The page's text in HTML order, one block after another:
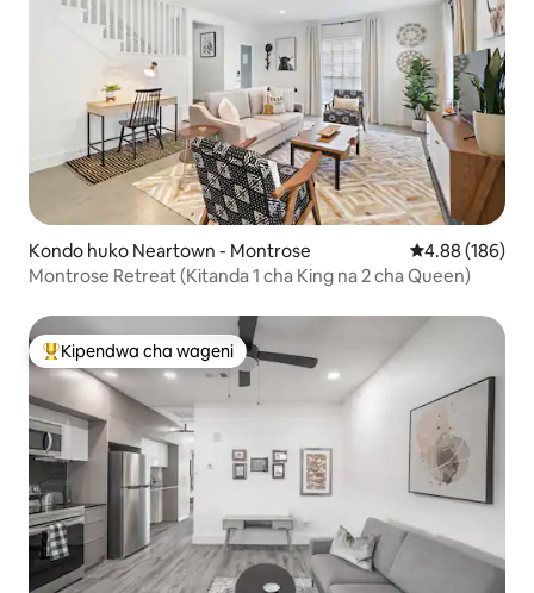
Kondo huko Neartown - Montrose Ukadiriaji wa
4.88 (186)
Montrose Retreat (Kitanda 1 cha King na 2 cha Queen)
Kipendwa maarufu cha wageni
Kipendwa cha wageni